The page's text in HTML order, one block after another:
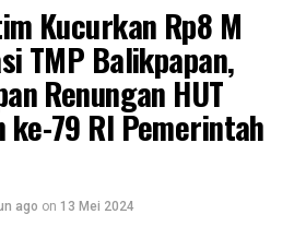
Kucurkan Rp8 M
TMP Balikpapan,
Renungan HUT
ke-79 RI Pemerintah
ago on 13 Mei 2024